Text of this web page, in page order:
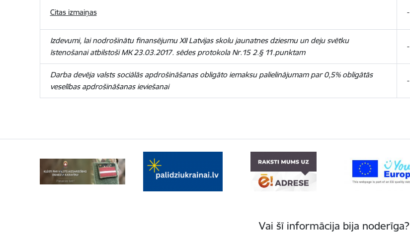
Citas izmaiņas -
Izdevumi, lai nodrošinātu finansējumu XII Latvijas skolu jaunatnes dziesmu un deju svētku
īstenošanai atbilstoši MK 23.03.2017. sēdes protokola Nr.15 2.§ 11.punktam
-
Darba devēja valsts sociālās apdrošināšanas obligāto iemaksu palielinājumam par 0,5% obligātās
veselības apdrošināšanas ieviešanai
-
Vai šī informācija bija noderīga?